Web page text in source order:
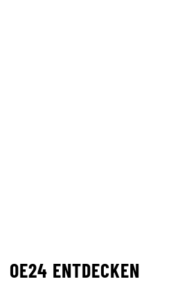
OE24 ENTDECKEN